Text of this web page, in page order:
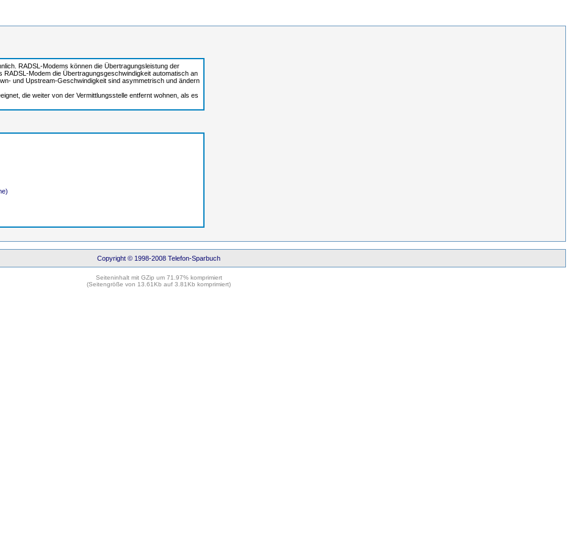
RADSL-Modems können die Übertragungsleistung der
Modem die Übertragungsgeschwindigkeit automatisch an
und Upstream-Geschwindigkeit sind asymmetrisch und ändern
die weiter von der Vermittlungsstelle entfernt wohnen, als es
Copyright © 1998-2008 Telefon-Sparbuch
Seiteninhalt mit GZip um 71.97% komprimiert
(Seitengröße von 13.61Kb auf 3.81Kb komprimiert)